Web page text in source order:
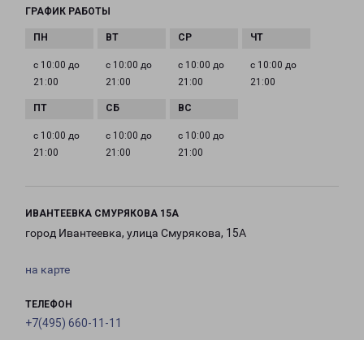
ГРАФИК РАБОТЫ
с 10:00 до
21:00
с 10:00 до
21:00
с 10:00 до
21:00
с 10:00 до
21:00
с 10:00 до
21:00
с 10:00 до
21:00
с 10:00 до
21:00
ИВАНТЕЕВКА СМУРЯКОВА 15А
город Ивантеевка, улица Смурякова, 15А
на карте
ТЕЛЕФОН
+7(495) 660-11-11